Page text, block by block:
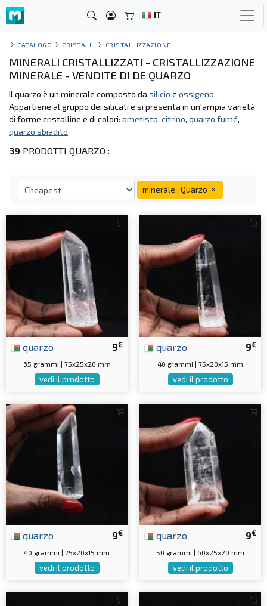
IT
CATALOGO CRISTALLI CRISTALLIZZAZIONE
MINERALI CRISTALLIZZATI - CRISTALLIZZAZIONE
MINERALE - VENDITE DI DE QUARZO
Il quarzo è un minerale composto da silicio e ossigeno.
Appartiene al gruppo dei silicati e si presenta in un'ampia varietà
di forme cristalline e di colori: ametista, citrino, quarzo fumé,
quarzo sbiadito.
39 PRODOTTI QUARZO :
minerale : Quarzo
9€
quarzo
65 grammi | 75x25x20 mm
vedi il prodotto
9€
quarzo
40 grammi | 75x20x15 mm
vedi il prodotto
9€
quarzo
40 grammi | 75x20x15 mm
vedi il prodotto
9€
quarzo
50 grammi | 60x25x20 mm
vedi il prodotto